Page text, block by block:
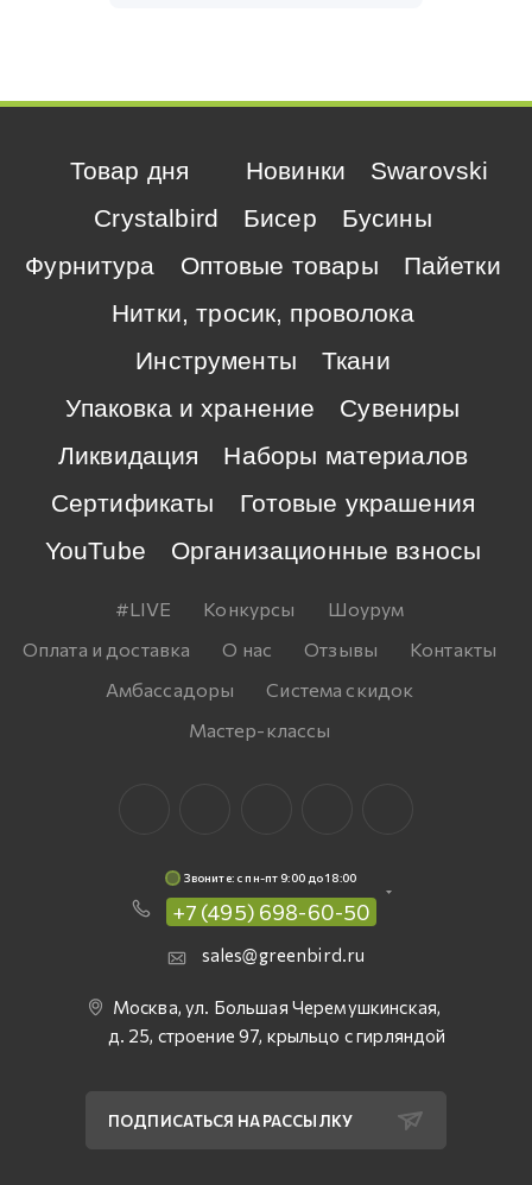
Товар дня Новинки
Swarovski
Crystalbird
Бисер
Бусины
Фурнитура
Оптовые товары
Пайетки
Нитки, тросик, проволока
Инструменты
Ткани
Упаковка и хранение
Сувениры
Ликвидация
Наборы материалов
Сертификаты
Готовые украшения
YouTube
Организационные взносы
#LIVE Конкурсы
Шоурум
Оплата и доставка
О нас Отзывы
Контакты
Амбассадоры
Система скидок
Мастер-классы
Звоните: c пн-пт 9:00 до 18:00
+7 (495) 698-60-50
sales@greenbird.ru
Москва, ул. Большая Черемушкинская,
д. 25, строение 97, крыльцо с гирляндой
ПОДПИСАТЬСЯ НА РАССЫЛКУ